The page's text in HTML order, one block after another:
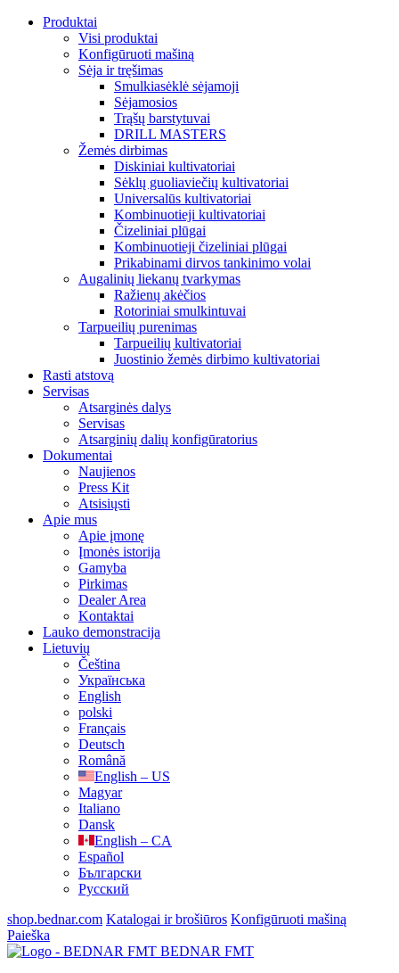
Produktai
Visi produktai
Konfigūruoti mašiną
Sėja ir tręšimas
Smulkiasėklė sėjamoji
Sėjamosios
Trąšų barstytuvai
DRILL MASTERS
Žemės dirbimas
Diskiniai kultivatoriai
Sėklų guoliaviečių kultivatoriai
Universalūs kultivatoriai
Kombinuotieji kultivatoriai
Čizeliniai plūgai
Kombinuotieji čizeliniai plūgai
Prikabinami dirvos tankinimo volai
Augalinių liekanų tvarkymas
Ražienų akėčios
Rotoriniai smulkintuvai
Tarpueilių purenimas
Tarpueilių kultivatoriai
Juostinio žemės dirbimo kultivatoriai
Rasti atstovą
Servisas
Atsarginės dalys
Servisas
Atsarginių dalių konfigūratorius
Dokumentai
Naujienos
Press Kit
Atsisiųsti
Apie mus
Apie įmonę
Įmonės istorija
Gamyba
Pirkimas
Dealer Area
Kontaktai
Lauko demonstracija
Lietuvių
Čeština
Українська
English
polski
Français
Deutsch
Română
English – US
Magyar
Italiano
Dansk
English – CA
Español
Български
Русский
shop.bednar.com Katalogai ir brošiūros Konfigūruoti mašiną
Paieška
BEDNAR FMT